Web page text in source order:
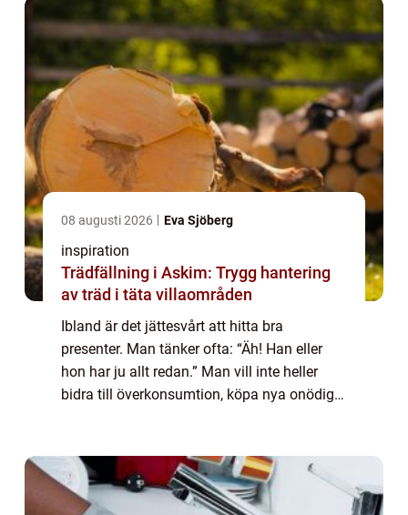
08 augusti 2026 Eva Sjöberg
inspiration
Trädfällning i Askim: Trygg hantering
av träd i täta villaområden
Ibland är det jättesvårt att hitta bra
presenter. Man tänker ofta: “Äh! Han eller
hon har ju allt redan.” Man vill inte heller
bidra till överkonsumtion, köpa nya onödiga